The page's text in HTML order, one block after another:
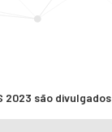
2023 são divulgados